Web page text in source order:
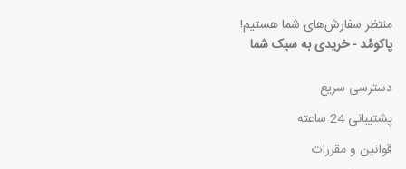
منتظر سفارش‌های شما هستیم!
پاکومُد - خریدی به سبک شما
دسترسی سریع
پشتیبانی 24 ساعته
قوانین و مقررات